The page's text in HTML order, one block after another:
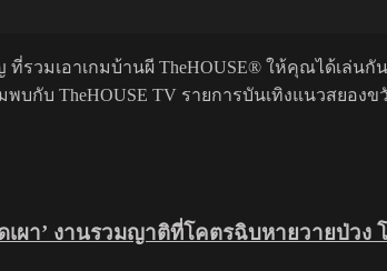
ที่รวมเอาเกมบ้านผี TheHOUSE® ให้คุณได้เ
บกับ TheHOUSE TV รายการบันเทิงแนวสยอง
เผา’ งานรวมญาติที่โคตรฉิบหายวายป่วง